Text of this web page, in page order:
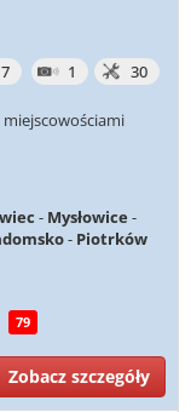
7 1 30
miejscowościami
- Mysłowice -
- Piotrków
79
Zobacz szczegóły